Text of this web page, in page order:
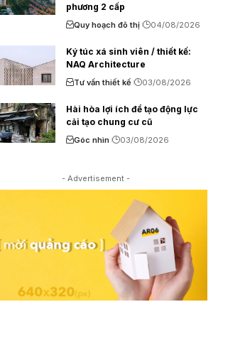
phương 2 cấp
Quy hoạch đô thị 04/08/2026
Ký túc xá sinh viên / thiết kế:
NAQ Architecture
Tư vấn thiết kế 03/08/2026
Hài hòa lợi ích để tạo động lực
cải tạo chung cư cũ
Góc nhìn 03/08/2026
- Advertisement -